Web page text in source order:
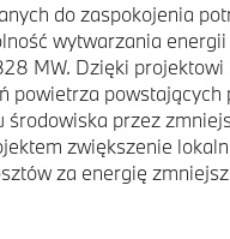
do zaspokojenia
wytwarzania
MW. Dzięki
powietrza
środowiska przez
zwiększenie
za energię